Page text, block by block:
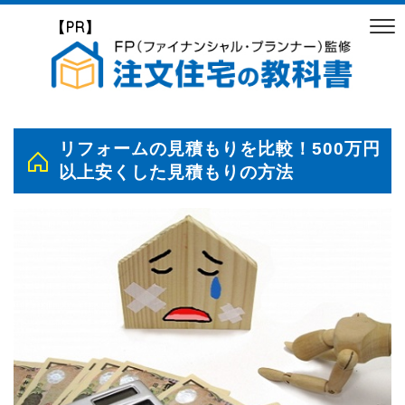
【PR】
リフォームの見積もりを比較！500万円
以上安くした見積もりの方法